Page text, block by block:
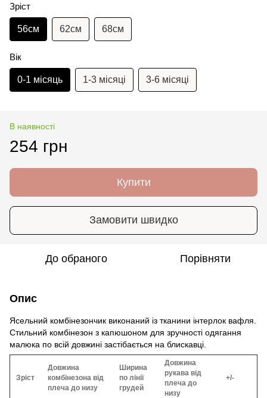
Зріст
56см 62см 68см
Вік
0-1 місяць 1-3 місяці 3-6 місяці
В наявності
254 грн
Купити
Замовити швидко
До обраного Порівняти
Опис
Ясельний комбінезончик виконаний із тканини інтерлок вафля.
Стильний комбінезон з капюшоном для зручності одягання
малюка по всій довжині застібається на блискавці.
Зріст
Довжина
комбінезона від
плеча до низу
Ширина
по лінії
грудей
Довжина
рукава від
плеча до
низу
+/-